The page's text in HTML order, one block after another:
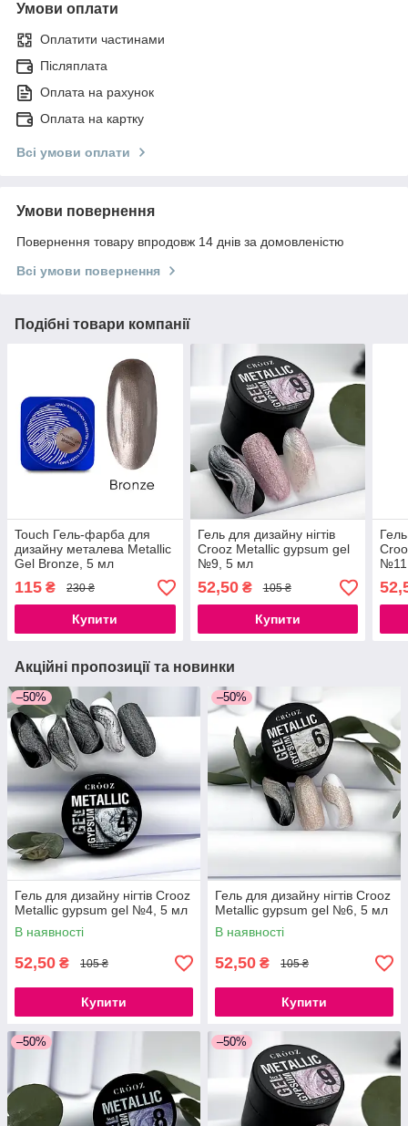
Умови оплати
Оплатити частинами
Післяплата
Оплата на рахунок
Оплата на картку
Всі умови оплати
Умови повернення
Повернення товару впродовж 14 днів за домовленістю
Всі умови повернення
Подібні товари компанії
Touch Гель-фарба для
дизайну металева Metallic
Gel Bronze, 5 мл
115 ₴ 230 ₴
Купити
Гель для дизайну нігтів
Crooz Metallic gypsum gel
№9, 5 мл
52,50₴ 105 ₴
Купити
Акційні пропозиції та новинки
–50%
Гель для дизайну нігтів Crooz
Metallic gypsum gel №4, 5 мл
В наявності
52,50 ₴ 105 ₴
Купити
–50%
Гель для дизайну нігтів Crooz
Metallic gypsum gel №6, 5 мл
В наявності
52,50 ₴ 105 ₴
Купити
–50% –50%